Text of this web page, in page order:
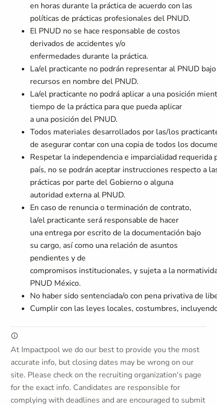
en horas durante la práctica de acuerdo con las
políticas de prácticas profesionales del PNUD.
El PNUD no se hace responsable de costos
derivados de accidentes y/o
enfermedades durante la práctica.
La/el practicante no podrán representar al PNUD
recursos en nombre del PNUD.
La/el practicante no podrá aplicar a una posición
tiempo de la práctica para que pueda aplicar
a una posición del PNUD.
Todos materiales desarrollados por las/los
de asegurar contar con una copia de todos los
Respetar la independencia e imparcialidad requerida
país, no se podrán aceptar instrucciones respecto a
prácticas por parte del Gobierno o alguna
autoridad externa al PNUD.
En caso de renuncia o terminación de contrato,
la/el practicante será responsable de hacer
una entrega por escrito de la documentación bajo
su cargo, así como una relación de asuntos
pendientes y de
compromisos institucionales, y sujeta a la
PNUD México.
No haber sido sentenciada/o con pena privativa de
Cumplir con las leyes locales, costumbres,
At Impactpool we do our best to provide you the most
accurate info, but closing dates may be wrong on our
site. Please check on the recruiting organization's page
for the exact info. Candidates are responsible for
complying with deadlines and are encouraged to submit